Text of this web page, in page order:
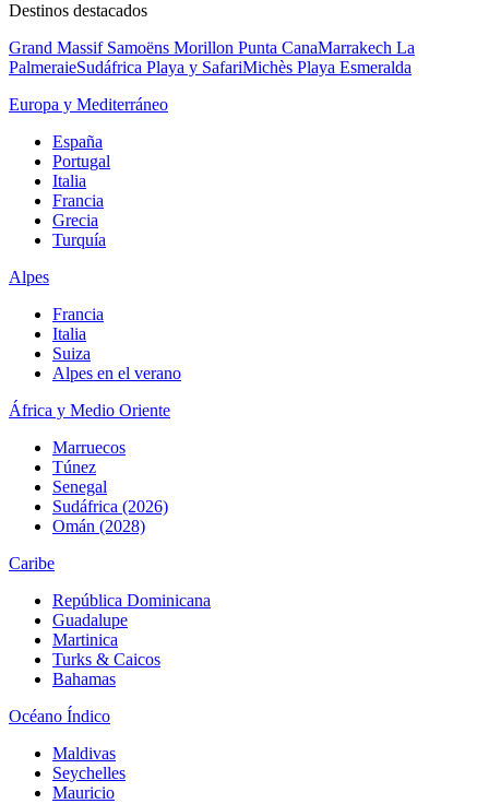
Destinos destacados
Grand Massif Samoëns Morillon Punta CanaMarrakech La
PalmeraieSudáfrica Playa y SafariMichès Playa Esmeralda
Europa y Mediterráneo
España
Portugal
Italia
Francia
Grecia
Turquía
Alpes
Francia
Italia
Suiza
Alpes en el verano
África y Medio Oriente
Marruecos
Túnez
Senegal
Sudáfrica (2026)
Omán (2028)
Caribe
República Dominicana
Guadalupe
Martinica
Turks & Caicos
Bahamas
Océano Índico
Maldivas
Seychelles
Mauricio